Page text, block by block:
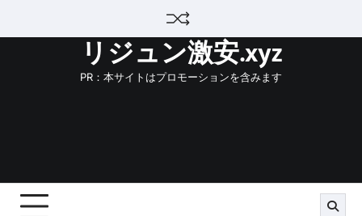
リジュン激安.xyz
PR：本サイトはプロモーションを含みます